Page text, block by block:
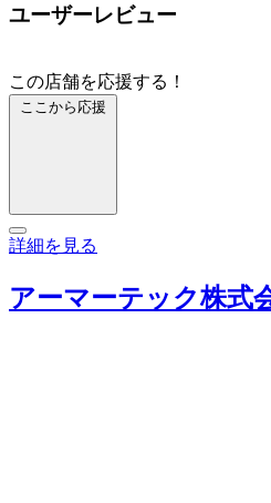
ユーザーレビュー
この店舗を応援する！
ここから応援
詳細を見る
アーマーテック株式